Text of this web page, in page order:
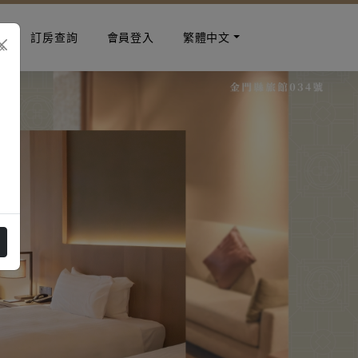
訂房查詢 會員登入
繁體中文